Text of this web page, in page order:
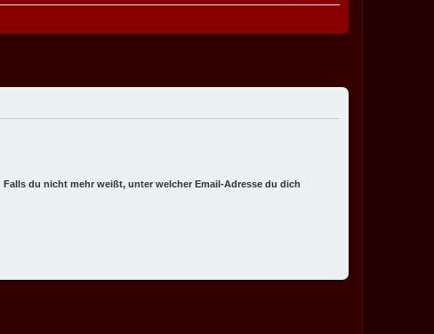
du nicht mehr weißt, unter welcher Email-Adresse du dich